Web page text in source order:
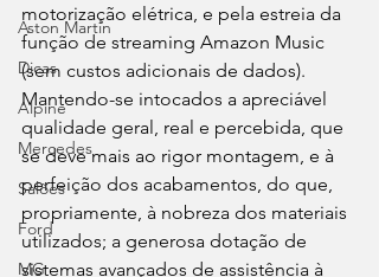
Aston Martin
Dicas
Alpine
Mercedes
Salões
Ford
MG
motorização elétrica, e pela estreia da
função de streaming Amazon Music
(sem custos adicionais de dados).
Mantendo-se intocados a apreciável
qualidade geral, real e percebida, que
se deve mais ao rigor montagem, e à
perfeição dos acabamentos, do que,
propriamente, à nobreza dos materiais
utilizados; a generosa dotação de
sistemas avançados de assistência à